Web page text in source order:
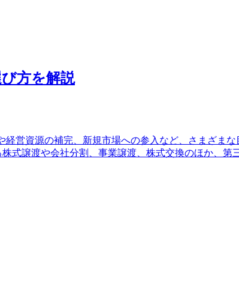
方を解説
営資源の補完、新規市場への参入など、さまざま
譲渡や会社分割、事業譲渡、株式交換のほか、第